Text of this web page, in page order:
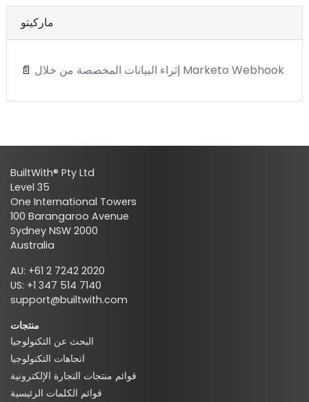
ماركيتو
📄 إثراء البيانات المخصصة من خلال Marketo Webhook
BuiltWith® Pty Ltd
Level 35
One International Towers
100 Barangaroo Avenue
Sydney NSW 2000
Australia
AU: +61 2 7242 2020
US: +1 347 514 7140
support@builtwith.com
منتجات
البحث عن التكنولوجيا
اتجاهات التكنولوجيا
قوائم منتجات التجارة الإلكترونية
قوائم الكلمات الرئيسية